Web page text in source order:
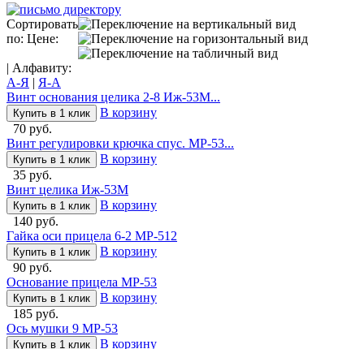
Сортировать
по: Цене:
| Алфавиту:
А-Я | Я-А
Винт основания целика 2-8 Иж-53М...
Купить в 1 клик
В корзину
70 руб.
Винт регулировки крючка спус. МР-53...
Купить в 1 клик
В корзину
35 руб.
Винт целика Иж-53М
Купить в 1 клик
В корзину
140 руб.
Гайка оси прицела 6-2 МР-512
Купить в 1 клик
В корзину
90 руб.
Основание прицела МР-53
Купить в 1 клик
В корзину
185 руб.
Ось мушки 9 МР-53
Купить в 1 клик В корзину